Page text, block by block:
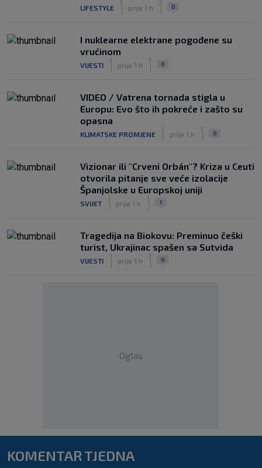
LIFESTYLE prije 1 h 0
I nuklearne elektrane pogođene su
vrućinom
VIJESTI prije 1 h 0
VIDEO / Vatrena tornada stigla u
Europu: Evo što ih pokreće i zašto su
opasna
KLIMATSKE PROMJENE prije 1 h 0
Vizionar ili "Crveni Orbán"? Kriza u Ceuti
otvorila pitanje sve veće izolacije
Španjolske u Europskoj uniji
SVIJET prije 1 h 1
Tragedija na Biokovu: Preminuo češki
turist, Ukrajinac spašen sa Sutvida
VIJESTI prije 1 h 0
Oglas
KOMENTAR TJEDNA